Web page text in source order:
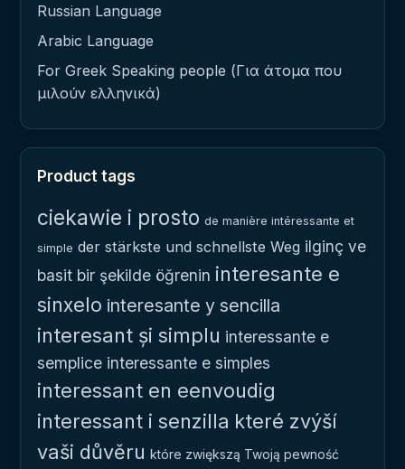
Russian Language
Arabic Language
For Greek Speaking people (Για άτομα που
μιλούν ελληνικά)
Product tags
ciekawie i prosto de manière intéressante et
simple der stärkste und schnellste Weg ilginç ve
basit bir şekilde öğrenin interesante e
sinxelo interesante y sencilla
interesant și simplu interessante e
semplice interessante e simples
interessant en eenvoudig
interessant i senzilla které zvýší
vaši důvěru które zwiększą Twoją pewność